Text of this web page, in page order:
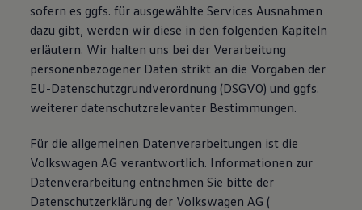
sofern es ggfs. für ausgewählte Services Ausnahmen
dazu gibt, werden wir diese in den folgenden Kapiteln
erläutern. Wir halten uns bei der Verarbeitung
personenbezogener Daten strikt an die Vorgaben der
EU-Datenschutzgrundverordnung (DSGVO) und ggfs.
weiterer datenschutzrelevanter Bestimmungen.
Für die allgemeinen Datenverarbeitungen ist die
Volkswagen AG verantwortlich. Informationen zur
Datenverarbeitung entnehmen Sie bitte der
Datenschutzerklärung der Volkswagen AG (